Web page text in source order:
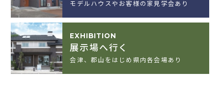
モデルハウスやお客様の家見学会あり
EXHIBITION
展示場へ行く
会津、郡山をはじめ県内各会場あり